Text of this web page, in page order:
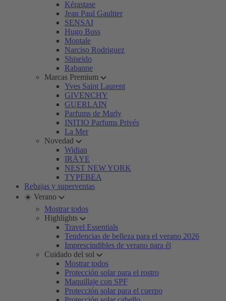
Kérastase
Jean Paul Gaultier
SENSAI
Hugo Boss
Montale
Narciso Rodriguez
Shiseido
Rabanne
Marcas Premium
Yves Saint Laurent
GIVENCHY
GUERLAIN
Parfums de Marly
INITIO Parfums Privés
La Mer
Novedad
Widian
IRÄYE
NEST NEW YORK
TYPEBEA
Rebajas y superventas
☀️ Verano
Mostrar todos
Highlights
Travel Essentials
Tendencias de belleza para el verano 2026
Imprescindibles de verano para él
Cuidado del sol
Mostrar todos
Protección solar para el rostro
Maquillaje con SPF
Protección solar para el cuerpo